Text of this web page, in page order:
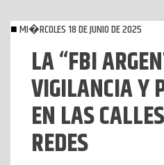
MI�RCOLES 18 DE JUNIO DE 2025
LA “FBI
VIGILANCIA Y
EN LAS
REDES